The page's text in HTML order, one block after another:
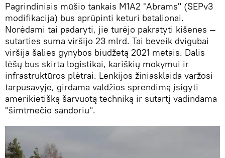
Pagrindiniais mūšio tankais M1A2 "Abrams" (SEPv3
modifikacija) bus aprūpinti keturi batalionai.
Norėdami tai padaryti, jie turėjo pakratyti kišenes —
sutarties suma viršijo 23 mlrd. Tai beveik dvigubai
viršija šalies gynybos biudžetą 2021 metais. Dalis
lėšų bus skirta logistikai, kariškių mokymui ir
infrastruktūros plėtrai. Lenkijos žiniasklaida varžosi
tarpusavyje, girdama valdžios sprendimą įsigyti
amerikietišką šarvuotą techniką ir sutartį vadindama
"šimtmečio sandoriu".